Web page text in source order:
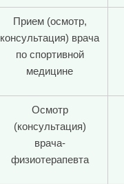
Прием (осмотр,
консультация) врача
по спортивной
медицине
Осмотр
(консультация)
врача-
физиотерапевта